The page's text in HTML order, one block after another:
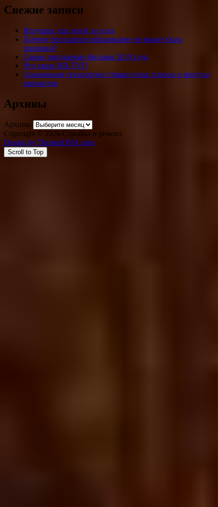
Свежие записи
Игрушки для детей до года
Почему бесплатное образование не может быть
хорошим?
Самые ожидаемые фильмы 2019 года
Что такое HD-TVI?
Сравниваем технологии стяжки пола: плюсы и минусы
вариантов
Архивы
Архивы
Copyright © 2026 Стройка и ремонт
Design by ThemesDNA.com
Scroll to Top